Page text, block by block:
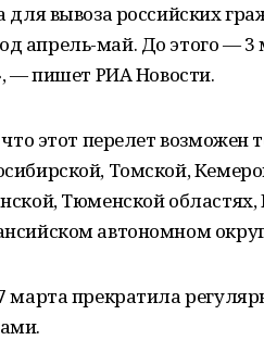
для вывоза российских
апрель-май. До этого —
— пишет РИА Новости.
этот перелет возможен
Томской,
Тюменской
автономном
марта прекратила